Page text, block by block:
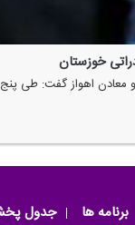
خوزستان
گفت: طی پنج ماهه نخست سال
برنامه ها جدول